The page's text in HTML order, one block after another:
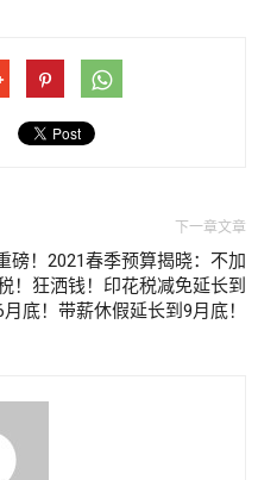
下一章文章
磅！2021春季预算揭晓：不加
！狂洒钱！印花税减免延长到
月底！带薪休假延长到9月底！